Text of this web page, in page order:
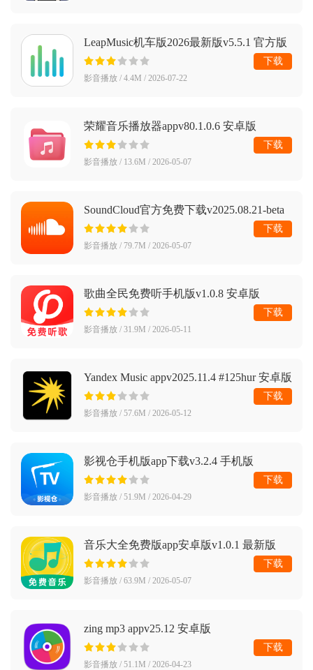
LeapMusic机车版2026最新版v5.5.1 官方版
影音播放 / 4.4M / 2026-07-22
下载
荣耀音乐播放器appv80.1.0.6 安卓版
影音播放 / 13.6M / 2026-05-07
下载
SoundCloud官方免费下载v2025.08.21-beta
最新版
影音播放 / 79.7M / 2026-05-07
下载
歌曲全民免费听手机版v1.0.8 安卓版
影音播放 / 31.9M / 2026-05-11
下载
Yandex Music appv2025.11.4 #125hur 安卓版
影音播放 / 57.6M / 2026-05-12
下载
影视仓手机版app下载v3.2.4 手机版
影音播放 / 51.9M / 2026-04-29
下载
音乐大全免费版app安卓版v1.0.1 最新版
影音播放 / 63.9M / 2026-05-07
下载
zing mp3 appv25.12 安卓版
影音播放 / 51.1M / 2026-04-23
下载